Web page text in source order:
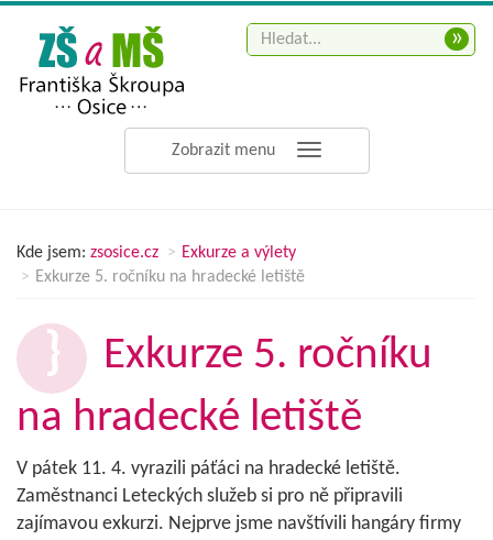
Zobrazit menu
»
Kde jsem: zsosice.cz
Exkurze a výlety
Exkurze 5. ročníku na hradecké letiště
Exkurze 5. ročníku
na hradecké letiště
V pátek 11. 4. vyrazili páťáci na hradecké letiště.
Zaměstnanci Leteckých služeb si pro ně připravili
zajímavou exkurzi. Nejprve jsme navštívili hangáry firmy